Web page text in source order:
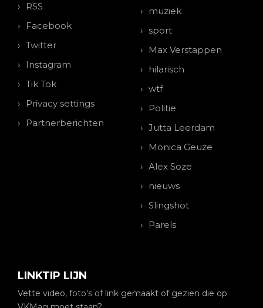
RSS
Facebook
Twitter
Instagram
Tik Tok
Privacy settings
Partnerberichten
muziek
sport
Max Verstappen
hilarisch
wtf
Politie
Jutta Leerdam
Monica Geuze
Alex Soze
nieuws
Slingshot
Parels
LINKTIP LIJN
Vette video, foto's of link gemaakt of gezien die op